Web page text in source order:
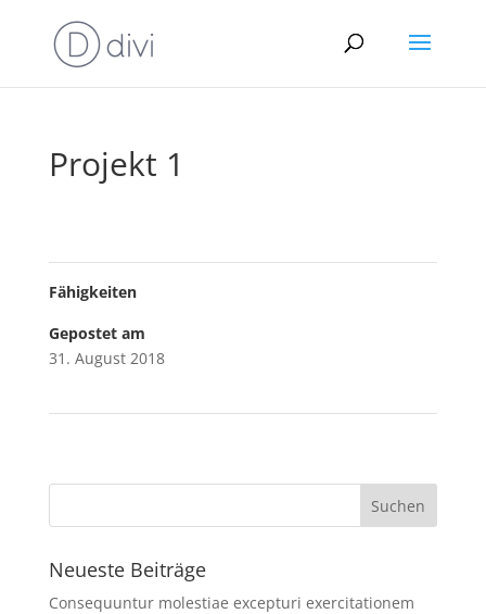
Projekt 1
Fähigkeiten
Gepostet am
31. August 2018
Neueste Beiträge
Consequuntur molestiae excepturi exercitationem